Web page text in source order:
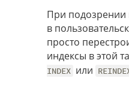
При подозрении
в
просто
индексы в этой
INDEX или